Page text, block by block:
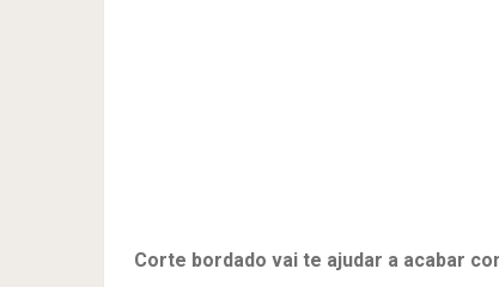
Corte bordado vai te ajudar a acabar